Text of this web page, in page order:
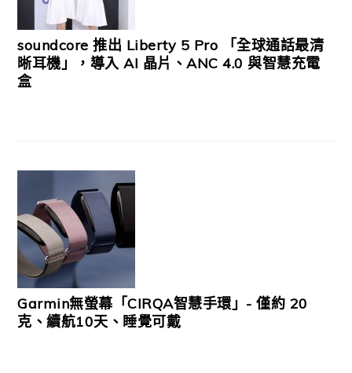
soundcore 推出 Liberty 5 Pro 「全球通話最清
晰耳機」，導入 AI 晶片、ANC 4.0 與智慧充電
盒
Garmin無螢幕「CIRQA智慧手環」- 僅約 20
克、續航10天、睡覺可戴